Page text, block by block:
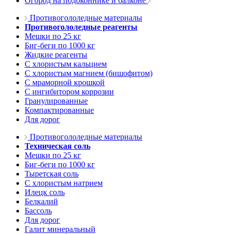
Противогололедные материалы
Противогололедные реагенты
Мешки по 25 кг
Биг-беги по 1000 кг
Жидкие реагенты
С хлористым кальцием
С хлористым магнием (бишофитом)
С мраморной крошкой
С ингибитором коррозии
Гранулированные
Компактированные
Для дорог
Противогололедные материалы
Техническая соль
Мешки по 25 кг
Биг-беги по 1000 кг
Тыретская соль
С хлористым натрием
Илецк соль
Белкалий
Бассоль
Для дорог
Галит минеральный